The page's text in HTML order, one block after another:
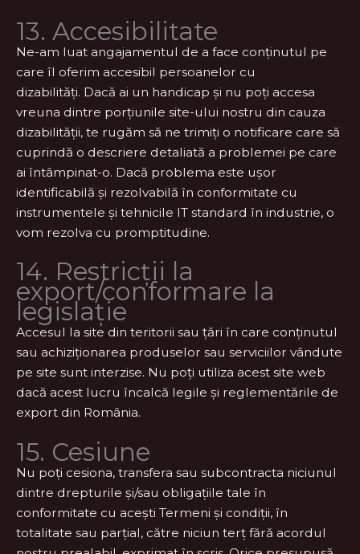
13. Accesibilitate
Ne-am luat angajamentul de a face conținutul pe
care îl oferim accesibil persoanelor cu
dizabilități. Dacă ai un handicap și nu poți accesa
vreuna dintre porțiunile site-ului nostru din cauza
dizabilității, te rugăm să ne trimiți o notificare care să
cuprindă o descriere detaliată a problemei pe care
ai întâmpinat-o. Dacă problema este ușor
identificabilă și rezolvabilă în conformitate cu
instrumentele și tehnicile IT standard în industrie, o
vom rezolva cu promptitudine.
14. Restricții la
export/conformare la
legislație
Accesul la site din teritorii sau țări în care conținutul
sau achiziționarea produselor sau serviciilor vândute
pe site sunt interzise. Nu poți utiliza acest site web
dacă acest lucru încalcă legile și reglementările de
export din România.
15. Cesiune
Nu poți cesiona, transfera sau subcontracta niciunul
dintre drepturile și/sau obligațiile tale în
conformitate cu acești Termeni și condiții, în
totalitate sau parțial, către niciun terț fără acordul